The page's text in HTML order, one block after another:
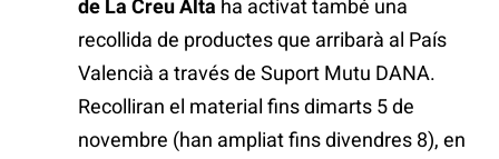
de La Creu Alta ha activat també una
recollida de productes que arribarà al País
Valencià a través de Suport Mutu DANA.
Recolliran el material fins dimarts 5 de
novembre (han ampliat fins divendres 8), en